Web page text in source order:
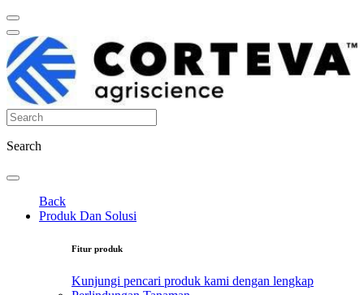
Search
Back
Produk Dan Solusi
Fitur produk
Kunjungi pencari produk kami dengan lengkap